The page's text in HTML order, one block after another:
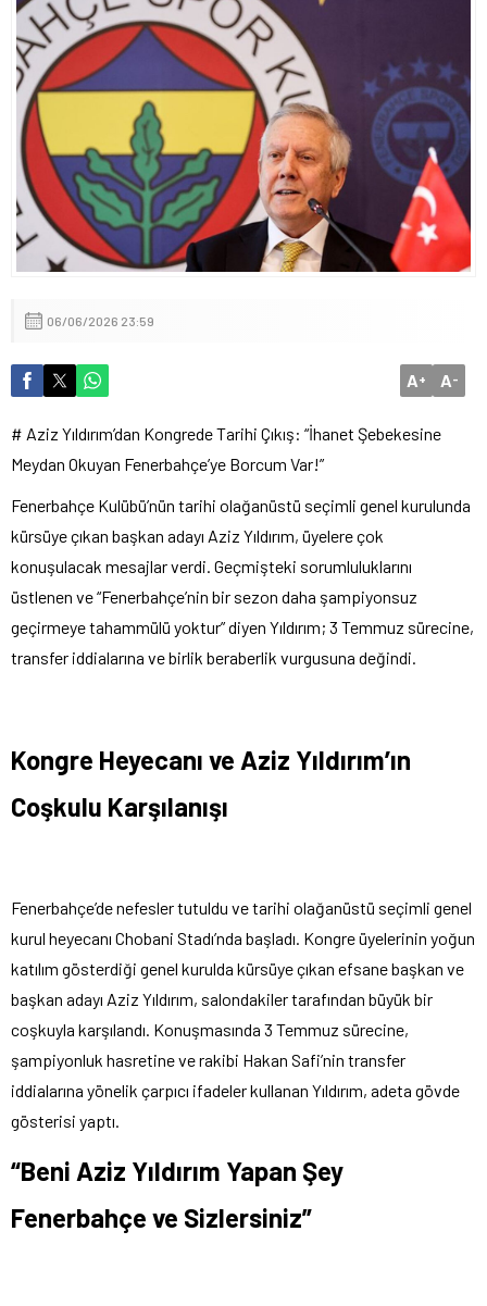
Çocuk Koruma Kanunu’na Dair Açıklamalar
2026’da Memur Emeklilerine Seyyanen Zam Var Mı?
06/06/2026 23:59
A+ A-
# Aziz Yıldırım’dan Kongrede Tarihi Çıkış: “İhanet Şebekesine
Meydan Okuyan Fenerbahçe’ye Borcum Var!”
Fenerbahçe Kulübü’nün tarihi olağanüstü seçimli genel kurulunda
kürsüye çıkan başkan adayı Aziz Yıldırım, üyelere çok
konuşulacak mesajlar verdi. Geçmişteki sorumluluklarını
üstlenen ve “Fenerbahçe’nin bir sezon daha şampiyonsuz
geçirmeye tahammülü yoktur” diyen Yıldırım; 3 Temmuz sürecine,
transfer iddialarına ve birlik beraberlik vurgusuna değindi.
Kongre Heyecanı ve Aziz Yıldırım’ın
Coşkulu Karşılanışı
Fenerbahçe’de nefesler tutuldu ve tarihi olağanüstü seçimli genel
kurul heyecanı Chobani Stadı’nda başladı. Kongre üyelerinin yoğun
katılım gösterdiği genel kurulda kürsüye çıkan efsane başkan ve
başkan adayı Aziz Yıldırım, salondakiler tarafından büyük bir
coşkuyla karşılandı. Konuşmasında 3 Temmuz sürecine,
şampiyonluk hasretine ve rakibi Hakan Safi’nin transfer
iddialarına yönelik çarpıcı ifadeler kullanan Yıldırım, adeta gövde
gösterisi yaptı.
“Beni Aziz Yıldırım Yapan Şey
Fenerbahçe ve Sizlersiniz”